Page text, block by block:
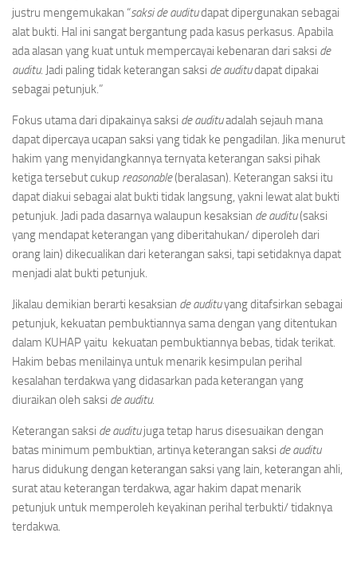
justru mengemukakan “saksi de auditudapat dipergunakan sebagai
alat bukti. Hal ini sangat bergantung pada kasus perkasus. Apabila
ada alasan yang kuat untuk mempercayai kebenaran dari saksi de
auditu. Jadi paling tidak keterangan saksi de auditudapat dipakai
sebagai petunjuk.”
Fokus utama dari dipakainya saksi de audituadalah sejauh mana
dapat dipercaya ucapan saksi yang tidak ke pengadilan. Jika menurut
hakim yang menyidangkannya ternyata keterangan saksi pihak
ketiga tersebut cukup reasonable(beralasan). Keterangan saksi itu
dapat diakui sebagai alat bukti tidak langsung, yakni lewat alat bukti
petunjuk. Jadi pada dasarnya walaupun kesaksian de auditu(saksi
yang mendapat keterangan yang diberitahukan/ diperoleh dari
orang lain) dikecualikan dari keterangan saksi, tapi setidaknya dapat
menjadi alat bukti petunjuk.
Jikalau demikian berarti kesaksian de audituyang ditafsirkan sebagai
petunjuk, kekuatan pembuktiannya sama dengan yang ditentukan
dalam KUHAP yaitu kekuatan pembuktiannya bebas, tidak terikat.
Hakim bebas menilainya untuk menarik kesimpulan perihal
kesalahan terdakwa yang didasarkan pada keterangan yang
diuraikan oleh saksi de auditu.
Keterangan saksi de auditujuga tetap harus disesuaikan dengan
batas minimum pembuktian, artinya keterangan saksi de auditu
harus didukung dengan keterangan saksi yang lain, keterangan ahli,
surat atau keterangan terdakwa, agar hakim dapat menarik
petunjuk untuk memperoleh keyakinan perihal terbukti/ tidaknya
terdakwa.